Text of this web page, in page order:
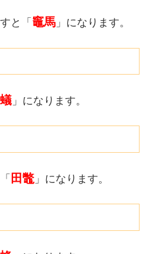
と「 竈馬 」になります。
蟻 」になります。
田鼈」になります。